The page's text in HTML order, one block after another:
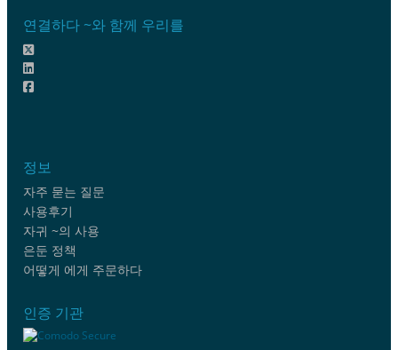
연결하다 ~와 함께 우리를
정보
자주 묻는 질문
사용후기
자귀 ~의 사용
은둔 정책
어떻게 에게 주문하다
인증 기관